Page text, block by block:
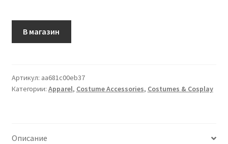
В магазин
Артикул: aa681c00eb37
Категории: Apparel, Costume Accessories, Costumes & Cosplay
Описание